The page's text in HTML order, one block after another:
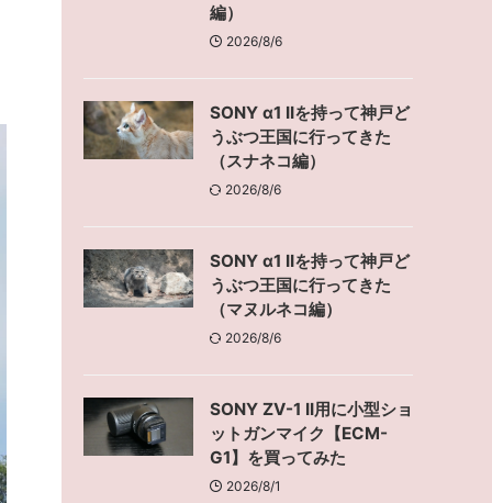
編）
2026/8/6
SONY α1 IIを持って神戸ど
うぶつ王国に行ってきた
（スナネコ編）
2026/8/6
SONY α1 IIを持って神戸ど
うぶつ王国に行ってきた
（マヌルネコ編）
2026/8/6
SONY ZV-1 II用に小型ショ
ットガンマイク【ECM-
G1】を買ってみた
2026/8/1